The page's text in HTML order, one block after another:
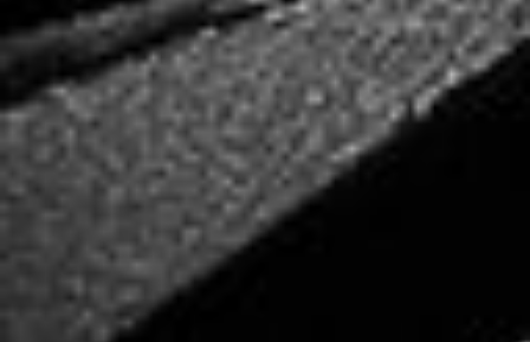
Arbeitsbeispiele Fotos für das Handwerk